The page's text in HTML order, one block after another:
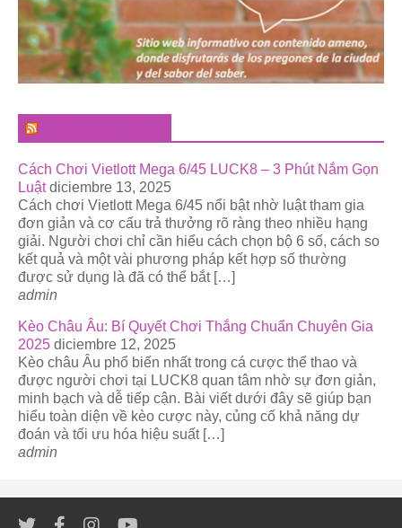
Cách Chơi Vietlott Mega 6/45 LUCK8 – 3 Phút Nắm Gọn
Luật diciembre 13, 2025
Cách chơi Vietlott Mega 6/45 nổi bật nhờ luật tham gia
đơn giản và cơ cấu trả thưởng rõ ràng theo nhiều hạng
giải. Người chơi chỉ cần hiểu cách chọn bộ 6 số, cách so
kết quả và một vài phương pháp kết hợp số thường
được sử dụng là đã có thể bắt […]
admin
Kèo Châu Âu: Bí Quyết Chơi Thắng Chuẩn Chuyên Gia
2025 diciembre 12, 2025
Kèo châu Âu phổ biến nhất trong cá cược thể thao và
được người chơi tại LUCK8 quan tâm nhờ sự đơn giản,
minh bạch và dễ tiếp cận. Bài viết dưới đây sẽ giúp bạn
hiểu toàn diện về kèo cược này, củng cố khả năng dự
đoán và tối ưu hóa hiệu suất […]
admin